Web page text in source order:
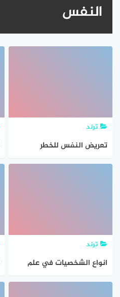
النفس
ترند
تعريض النفس للخطر
والاهوال كلمات متقاطعة
ترند
انواع الشخصيات في علم
النفس